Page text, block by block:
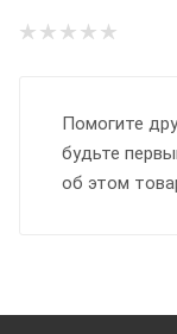
Помогите
будьте
об этом